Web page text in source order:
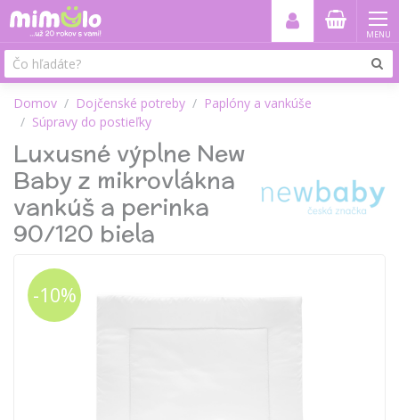
MENU
Domov Dojčenské potreby
Paplóny a vankúše
Súpravy do postieľky
Luxusné výplne New
Baby z mikrovlákna
vankúš a perinka
90/120 biela
-10%